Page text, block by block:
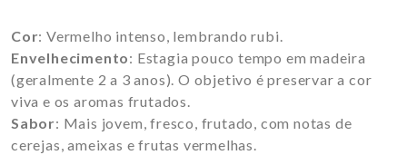
Cor: Vermelho intenso, lembrando rubi.
Envelhecimento: Estagia pouco tempo em madeira
(geralmente 2 a 3 anos). O objetivo é preservar a cor
viva e os aromas frutados.
Sabor: Mais jovem, fresco, frutado, com notas de
cerejas, ameixas e frutas vermelhas.